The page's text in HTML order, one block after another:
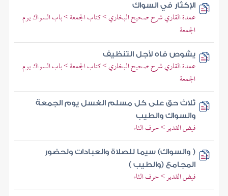
الإكثار في السواك
عمدة القاري شرح صحيح البخاري > كتاب الجمعة > باب السواك يوم
الجمعة
يشوص فاه لأجل التنظيف
عمدة القاري شرح صحيح البخاري > كتاب الجمعة > باب السواك يوم
الجمعة
ثلاث حق على كل مسلم الغسل يوم الجمعة
والسواك والطيب
فيض القدير > حرف الثاء
( والسواك) سيما للصلاة والعبادات ولحضور
المجامع (والطيب )
فيض القدير > حرف الثاء